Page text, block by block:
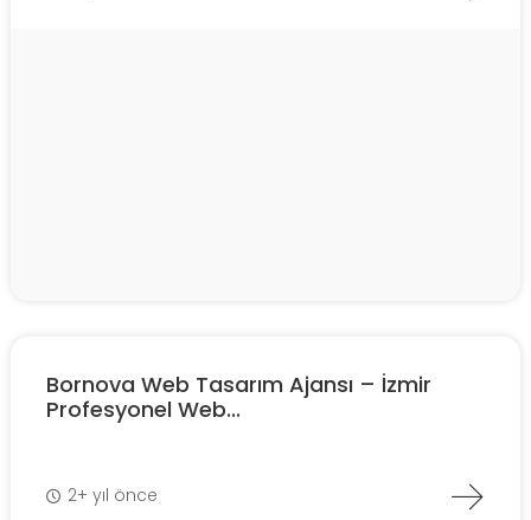
Bornova Web Tasarım Ajansı – İzmir
Profesyonel Web...
2+ yıl önce